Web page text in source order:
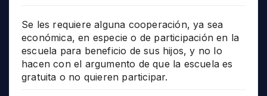
Se les requiere alguna cooperación, ya sea
económica, en especie o de participación en la
escuela para beneficio de sus hijos, y no lo
hacen con el argumento de que la escuela es
gratuita o no quieren participar.